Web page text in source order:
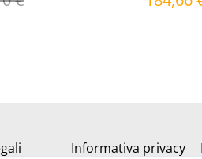
Informativa privacy